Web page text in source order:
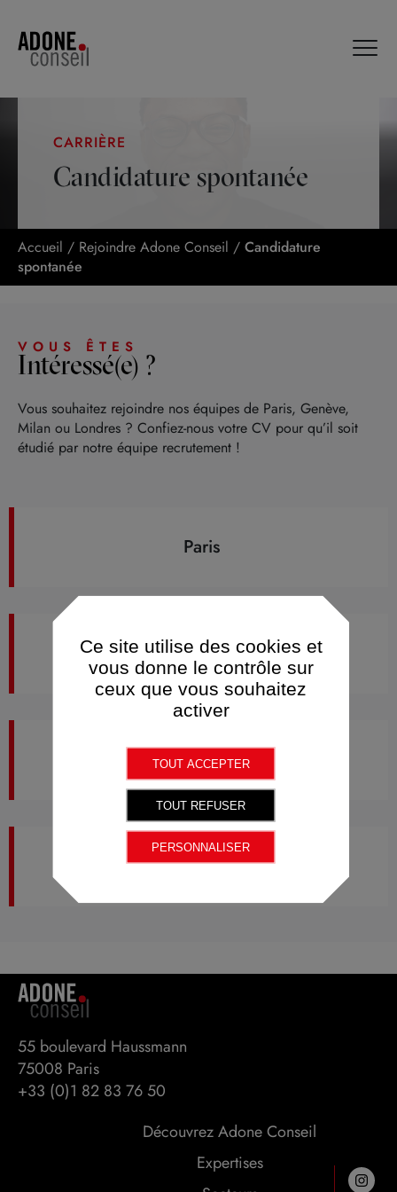
Candidature spontanée
CARRIÈRE
Accueil / Rejoindre Adone Conseil / Candidature
spontanée
VOUS ÊTES
Intéressé(e) ?
Vous souhaitez rejoindre nos équipes de Paris, Genève,
Milan ou Londres ? Confiez-nous votre CV pour qu’il soit
étudié par notre équipe recrutement !
Paris
Genève
Milano
London
55 boulevard Haussmann
75008 Paris
+33 (0)1 82 83 76 50
Découvrez Adone Conseil
Expertises
Ce site utilise des cookies et
vous donne le contrôle sur
ceux que vous souhaitez
activer
TOUT ACCEPTER
TOUT REFUSER
PERSONNALISER